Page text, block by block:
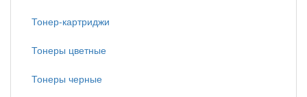
Тонер-картриджи
Тонеры цветные
Тонеры черные